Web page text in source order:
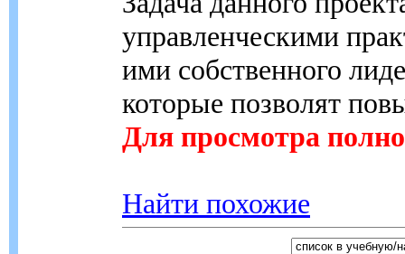
управленческими
ими собственного
которые позволят
Для просмотра
Найти похожие